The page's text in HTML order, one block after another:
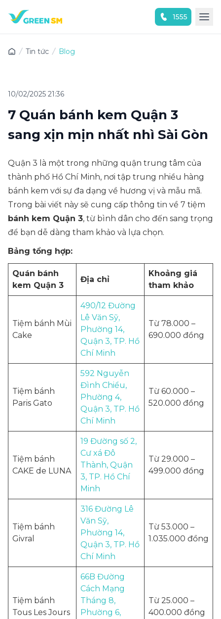
1555
Tin tức Blog
10/02/2025 21:36
7 Quán bánh kem Quận 3
sang xịn mịn nhất nhì Sài Gòn
Quận 3 là một trong những quận trung tâm của
thành phố Hồ Chí Minh, nơi tập trung nhiều hàng
bánh kem với sự đa dạng về hương vị và mẫu mã.
Trong bài viết này sẽ cung cấp thông tin về 7 tiệm
bánh kem Quận 3, từ bình dân cho đến sang trọng
để bạn dễ dàng tham khảo và lựa chọn.
Bảng tổng hợp:
Quán bánh
kem Quận 3
Địa chỉ
Khoảng giá
tham khảo
Tiệm bánh Mùi
Cake
490/12 Đường
Lê Văn Sỹ,
Phường 14,
Quận 3, TP. Hồ
Chí Minh
Từ 78.000 –
690.000 đồng
Tiệm bánh
Paris Gato
592 Nguyễn
Đình Chiểu,
Phường 4,
Quận 3, TP. Hồ
Chí Minh
Từ 60.000 –
520.000 đồng
Tiệm bánh
CAKE de LUNA
19 Đường số 2,
Cư xá Đô
Thành, Quận
3, TP. Hồ Chí
Minh
Từ 29.000 –
499.000 đồng
Tiệm bánh
Givral
316 Đường Lê
Văn Sỹ,
Phường 14,
Quận 3, TP. Hồ
Chí Minh
Từ 53.000 –
1.035.000 đồng
Tiệm bánh
Tous Les Jours
66B Đường
Cách Mạng
Tháng 8,
Phường 6,
Từ 25.000 –
400.000 đồng